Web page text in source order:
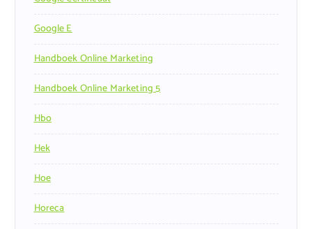
Google E
Handboek Online Marketing
Handboek Online Marketing 5
Hbo
Hek
Hoe
Horeca